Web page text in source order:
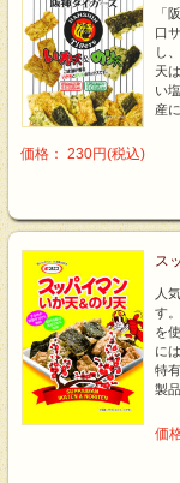
「
口
し
天
い
産
価格： 230円(税込)
ス
人
す
を
に
特
製
価